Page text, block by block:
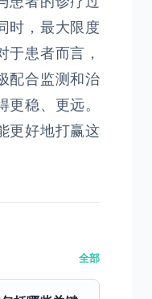
时，最大限度
于患者而言，
配合监测和治
稳、更远。
更好地打赢这
全部